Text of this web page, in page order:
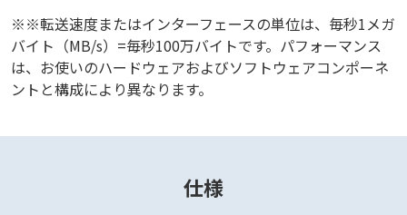
※※転送速度またはインターフェースの単位は、毎秒1メガ
バイト（MB/s）=毎秒100万バイトです。パフォーマンス
は、お使いのハードウェアおよびソフトウェアコンポーネ
ントと構成により異なります。
仕様